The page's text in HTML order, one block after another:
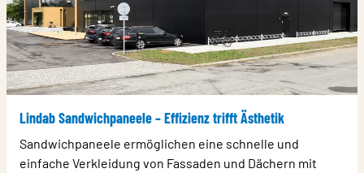
Lindab Sandwichpaneele – Effizienz trifft Ästhetik
Sandwichpaneele ermöglichen eine schnelle und
einfache Verkleidung von Fassaden und Dächern mit